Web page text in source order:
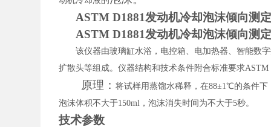
ASTM D1881发动机冷却泡沫倾向测
ASTM D1881发动机冷却泡沫倾向测
该仪器由玻璃缸水浴，电控箱、电加热器、智能数
扩散头等组成。仪器结构和技术条件附合标准要求ASTM
原理：将试样用蒸馏水稀释，在88±1℃的条件下
泡沫体积不大于150ml，泡沫消失时间为不大于5秒。
技术参数